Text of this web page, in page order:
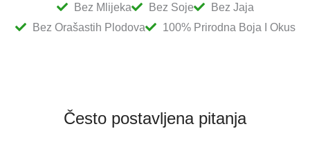
Bez Mlijeka
Bez Soje
Bez Jaja
Bez Orašastih Plodova
100% Prirodna Boja I Okus
Često postavljena pitanja